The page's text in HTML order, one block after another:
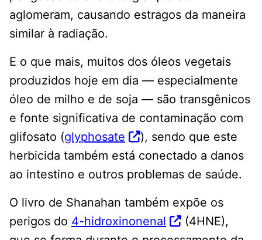
aglomeram, causando estragos da maneira
similar à radiação.
E o que mais, muitos dos óleos vegetais
produzidos hoje em dia — especialmente
óleo de milho e de soja — são transgênicos
e fonte significativa de contaminação com
glifosato (glyphosate
), sendo que este
herbicida também está conectado a danos
ao intestino e outros problemas de saúde.
O livro de Shanahan também expõe os
perigos do 4-hidroxinonenal
(4HNE),